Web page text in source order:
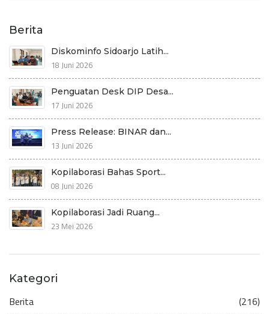
Berita
Diskominfo Sidoarjo Latih...
18 Juni 2026
Penguatan Desk DIP Desa...
17 Juni 2026
Press Release: BINAR dan...
13 Juni 2026
Kopilaborasi Bahas Sport...
08 Juni 2026
Kopilaborasi Jadi Ruang...
23 Mei 2026
Kategori
Berita (216)